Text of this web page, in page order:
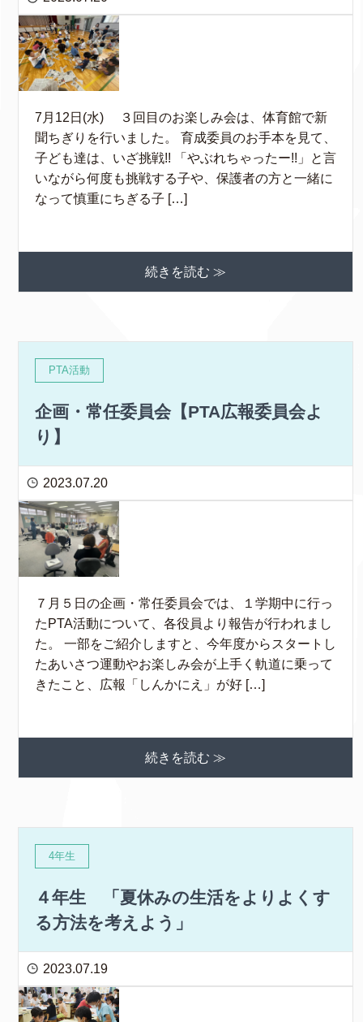
7月12日(水) ３回目のお楽しみ会は、体育館で新
聞ちぎりを行いました。 育成委員のお手本を見て、
子ども達は、いざ挑戦!! 「やぶれちゃったー!!」と言
いながら何度も挑戦する子や、保護者の方と一緒に
なって慎重にちぎる子 […]
続きを読む ≫
PTA活動
企画・常任委員会【PTA広報委員会よ
り】
2023.07.20
７月５日の企画・常任委員会では、１学期中に行っ
たPTA活動について、各役員より報告が行われまし
た。 一部をご紹介しますと、今年度からスタートし
たあいさつ運動やお楽しみ会が上手く軌道に乗って
きたこと、広報「しんかにえ」が好 […]
続きを読む ≫
4年生
４年生 「夏休みの生活をよりよくす
る方法を考えよう」
2023.07.19